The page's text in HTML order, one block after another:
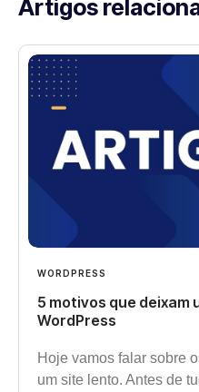
Artigos
WORDPRESS
5 motivos que deixam
WordPress
Hoje vamos falar sobre
um site lento. Antes de